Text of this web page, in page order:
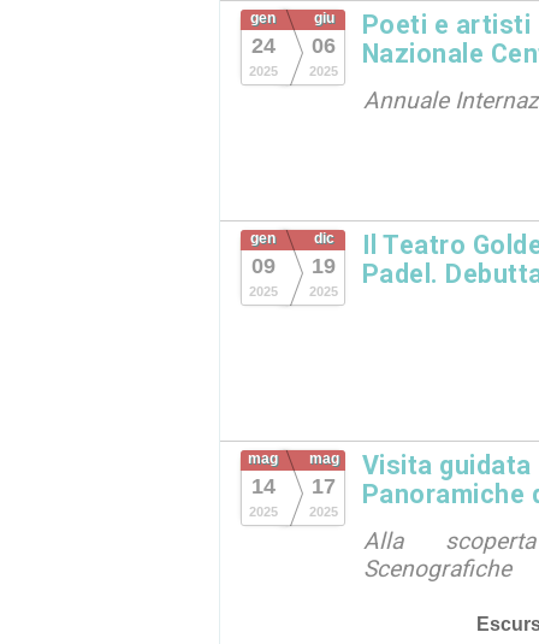
gen
24
2025
giu
06
2025
Poeti e artisti
Nazionale
Annuale
gen
09
2025
dic
19
2025
Il Teatro
Padel.
mag
14
2025
mag
17
2025
Visita guidata
Panoramiche
Alla
Scenografiche